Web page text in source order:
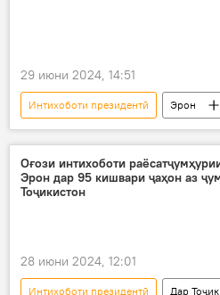
29 июни 2024, 14:51
Интихоботи президентӣ Эрон
Дар ҷаҳон
Оғози интихоботи
Эрон дар 95 кишвари ҷаҳон аз
Тоҷикистон
28 июни 2024, 12:01
Интихоботи президентӣ
Дар